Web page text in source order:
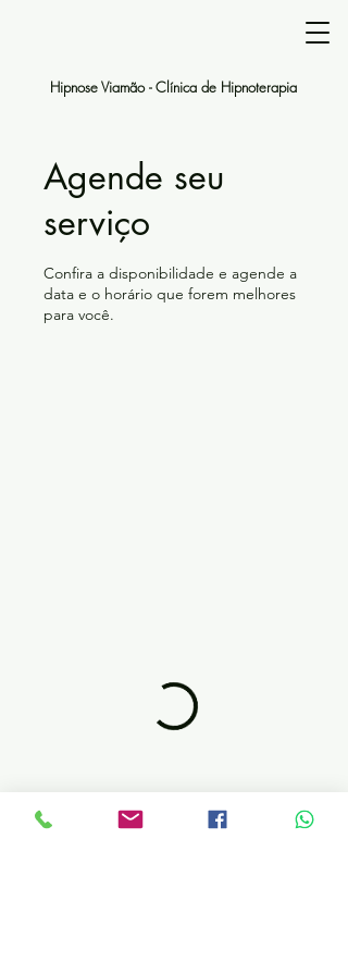
Hipnose Viamão -Clínica de Hipnoterapia
Agende seu
serviço
Confira a disponibilidade e agende a
data e o horário que forem melhores
para você.